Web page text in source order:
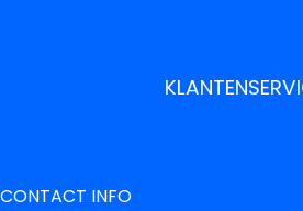
CONTACT INFO